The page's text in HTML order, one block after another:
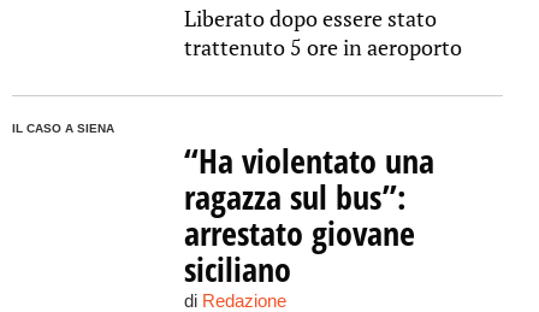
Liberato dopo essere stato
trattenuto 5 ore in aeroporto
IL CASO A SIENA
“Ha violentato una
ragazza sul bus”:
arrestato giovane
siciliano
di Redazione